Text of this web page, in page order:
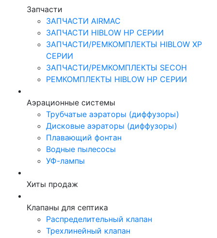
Запчасти
ЗАПЧАСТИ AIRMAC
ЗАПЧАСТИ HIBLOW HP СЕРИИ
ЗАПЧАСТИ/РЕМКОМПЛЕКТЫ HIBLOW XP
СЕРИИ
ЗАПЧАСТИ/РЕМКОМПЛЕКТЫ SECOH
РЕМКОМПЛЕКТЫ HIBLOW HP СЕРИИ
Аэрационные системы
Трубчатые аэраторы (диффузоры)
Дисковые аэраторы (диффузоры)
Плавающий фонтан
Водные пылесосы
УФ-лампы
Хиты продаж
Клапаны для септика
Распределительный клапан
Трехлинейный клапан